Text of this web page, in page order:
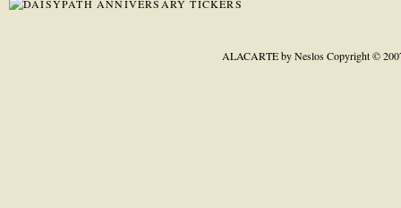
ALACARTE by NeslosCopyright ©